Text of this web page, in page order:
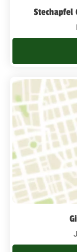
Stechapfel